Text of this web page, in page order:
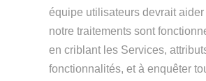
équipe utilisateurs devrait aider
notre traitements sont
en criblant les Services,
fonctionnalités, et à enquêter